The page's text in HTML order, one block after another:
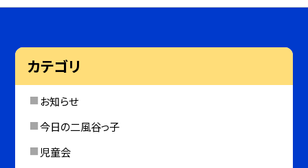
カテゴリ
お知らせ
今日の二風谷っ子
児童会